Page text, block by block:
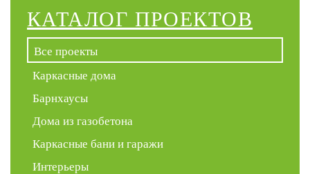
КАТАЛОГ ПРОЕКТОВ
Все проекты
Каркасные дома
Барнхаусы
Дома из газобетона
Каркасные бани и гаражи
Интерьеры